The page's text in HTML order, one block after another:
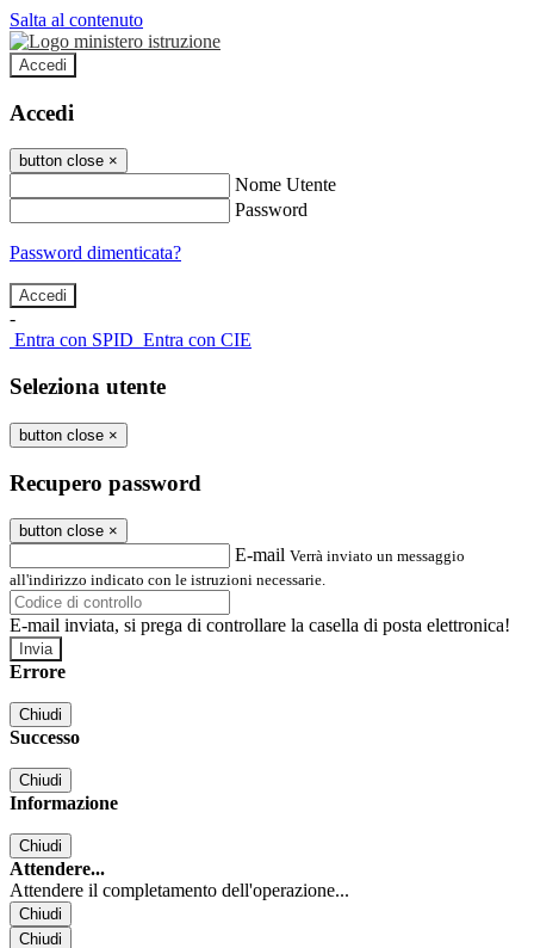
Salta al contenuto
Accedi
Accedi
button close ×
Nome Utente
Password
Password dimenticata?
-
Entra con SPID Entra con CIE
Seleziona utente
button close ×
Recupero password
button close ×
E-mail Verrà inviato un messaggio
all'indirizzo indicato con le istruzioni necessarie.
E-mail inviata, si prega di controllare la casella di posta elettronica!
Errore
Chiudi
Successo
Chiudi
Informazione
Chiudi
Attendere...
Attendere il completamento dell'operazione...
Chiudi
Chiudi